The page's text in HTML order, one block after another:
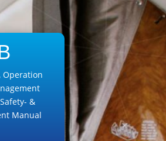
Operation
&
Manual